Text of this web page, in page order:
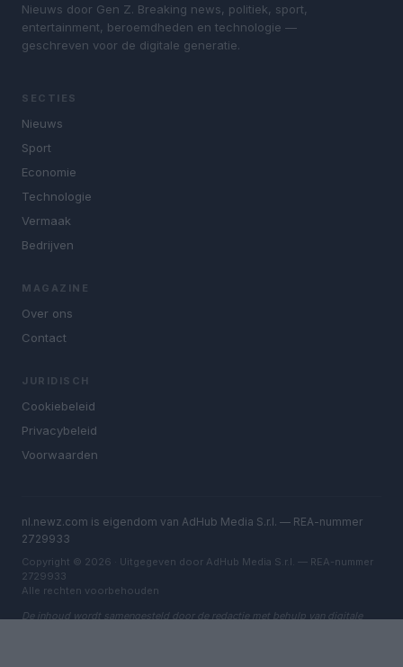
Nieuws door Gen Z. Breaking news, politiek, sport,
entertainment, beroemdheden en technologie —
geschreven voor de digitale generatie.
SECTIES
Nieuws
Sport
Economie
Technologie
Vermaak
Bedrijven
MAGAZINE
Over ons
Contact
JURIDISCH
Cookiebeleid
Privacybeleid
Voorwaarden
nl.newz.com is eigendom van AdHub Media S.r.l. — REA-nummer
2729933
Copyright © 2026 · Uitgegeven door AdHub Media S.r.l. — REA-nummer
2729933
Alle rechten voorbehouden
De inhoud wordt samengesteld door de redactie met behulp van digitale